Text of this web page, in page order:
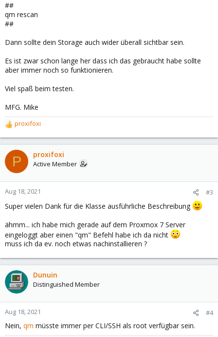
##
qm rescan
##
Dann sollte dein Storage auch wider überall sichtbar sein.
Es ist zwar schon lange her dass ich das gebraucht habe sollte
aber immer noch so funktionieren.
Viel spaß beim testen.
MFG. Mike
R
e
a
c
t
o
n
:
proxifoxi
P proxifoxi
Active Member
Aug 18, 2021 #3
Super vielen Dank für die Klasse ausführliche Beschreibung
ähmm... ich habe mich gerade auf dem Proxmox 7 Server
eingeloggt aber einen "qm" Befehl habe ich da nicht
muss ich da ev. noch etwas nachinstallieren ?
Dunuin
Distinguished Member
Aug 18, 2021 #4
Nein, qm müsste immer per CLI/SSH als root verfügbar sein.